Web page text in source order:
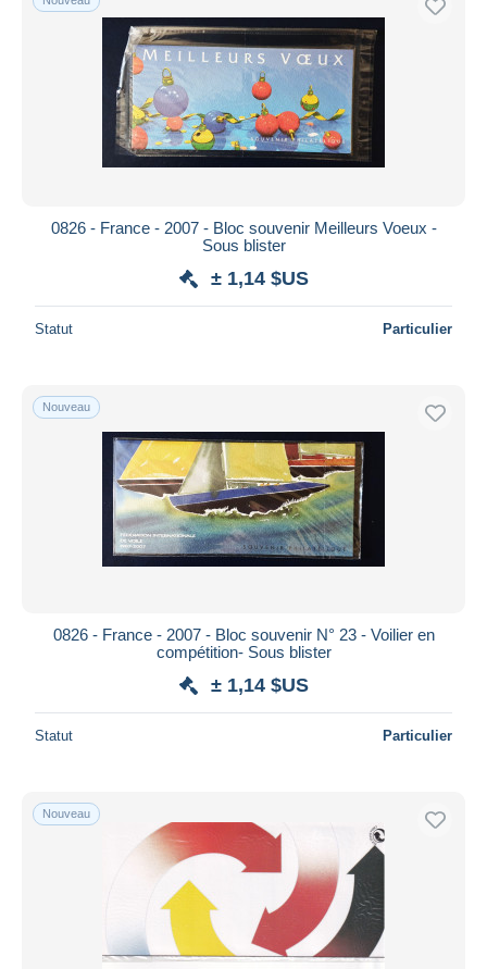
0826 - France - 2007 - Bloc souvenir Meilleurs Voeux -
Sous blister
± 1,14 $US
Statut Particulier
Nouveau
0826 - France - 2007 - Bloc souvenir N° 23 - Voilier en
compétition- Sous blister
± 1,14 $US
Statut Particulier
Nouveau